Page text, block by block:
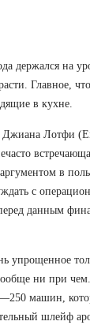
держался на
Главное,
в кухне.
Лотфи
в
с
данным
упрощенное
ни при чем.
машин,
шлейф